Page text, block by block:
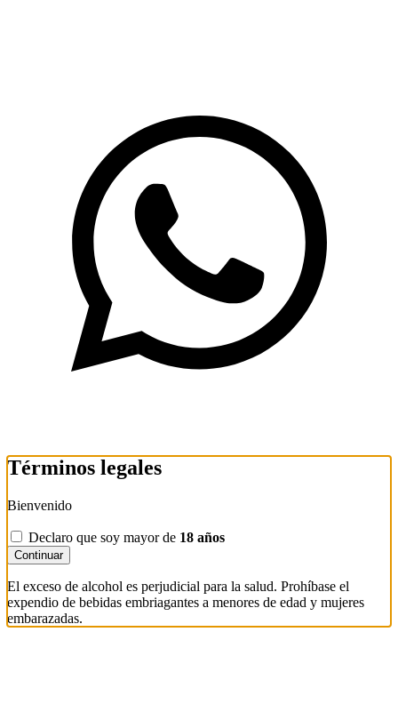
Términos legales
Bienvenido
Declaro que soy mayor de 18 años
Continuar
El exceso de alcohol es perjudicial para la salud. Prohíbase el
expendio de bebidas embriagantes a menores de edad y mujeres
embarazadas.